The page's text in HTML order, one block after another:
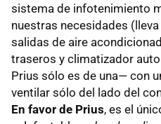
sistema de infotenimiento
nuestras necesidades
salidas de aire
traseros y climatizador
Prius sólo es de una— con
ventilar sólo del lado del
En favor de Prius, es el